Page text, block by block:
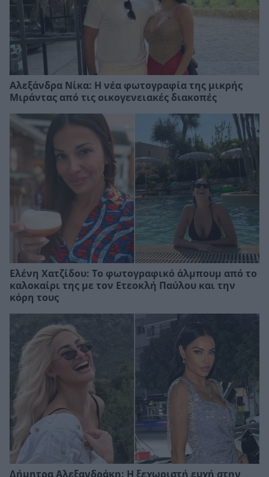
Αλεξάνδρα Νίκα: Η νέα φωτογραφία της μικρής
Μιράντας από τις οικογενειακές διακοπές
Ελένη Χατζίδου: Το φωτογραφικό άλμπουμ από το
καλοκαίρι της με τον Ετεοκλή Παύλου και την
κόρη τους
Δήμητρα Αλεξανδράκη: Η ξεχωριστή ευχή στην